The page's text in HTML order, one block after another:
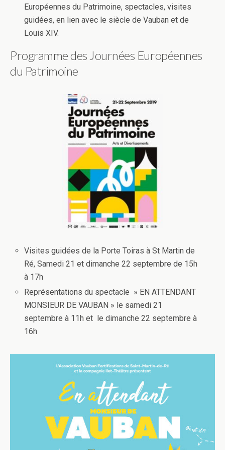
Européennes du Patrimoine, spectacles, visites
guidées, en lien avec le siècle de Vauban et de
Louis XIV.
Programme des Journées Européennes
du Patrimoine
Visites guidées de la Porte Toiras à St Martin de
Ré, Samedi 21 et dimanche 22 septembre de 15h
à 17h
Représentations du spectacle » EN ATTENDANT
MONSIEUR DE VAUBAN » le samedi 21
septembre à 11h et le dimanche 22 septembre à
16h